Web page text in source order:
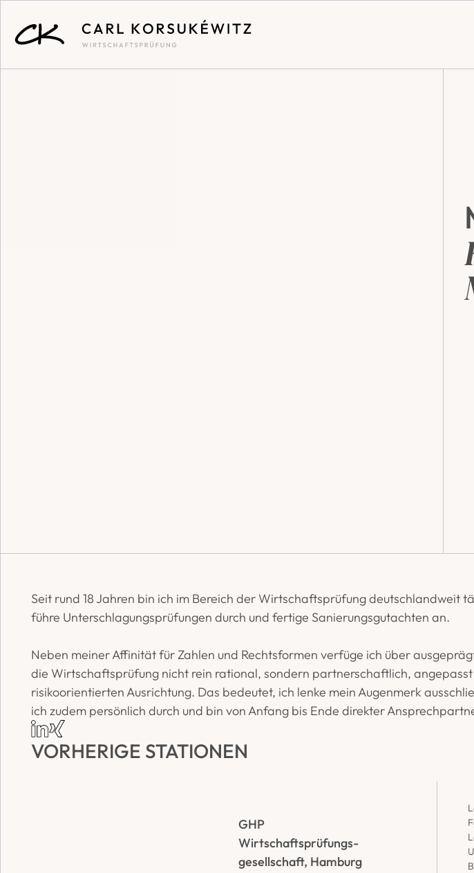
Seit rund 18 Jahren bin ich im Bereich der Wirtschaftsprüfung
führe Unterschlagungsprüfungen durch und fertige Sanierungsgutachten an.
Neben meiner Affinität für Zahlen und Rechtsformen verfüge ich über
die Wirtschaftsprüfung nicht rein rational, sondern partnerschaftlich,
risikoorientierten Ausrichtung. Das bedeutet, ich lenke mein Augenmerk
ich zudem persönlich durch und bin von Anfang bis Ende direkter
VORHERIGE STATIONEN:
GHP
Wirtschaftsprüfungs-
gesellschaft, Hamburg